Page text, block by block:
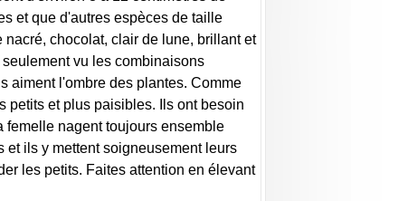
et que d'autres espèces de taille
chocolat, clair de lune, brillant et
vu les combinaisons
aiment l'ombre des plantes. Comme
petits et plus paisibles. Ils ont besoin
femelle nagent toujours ensemble
et ils y mettent soigneusement leurs
les petits. Faites attention en élevant